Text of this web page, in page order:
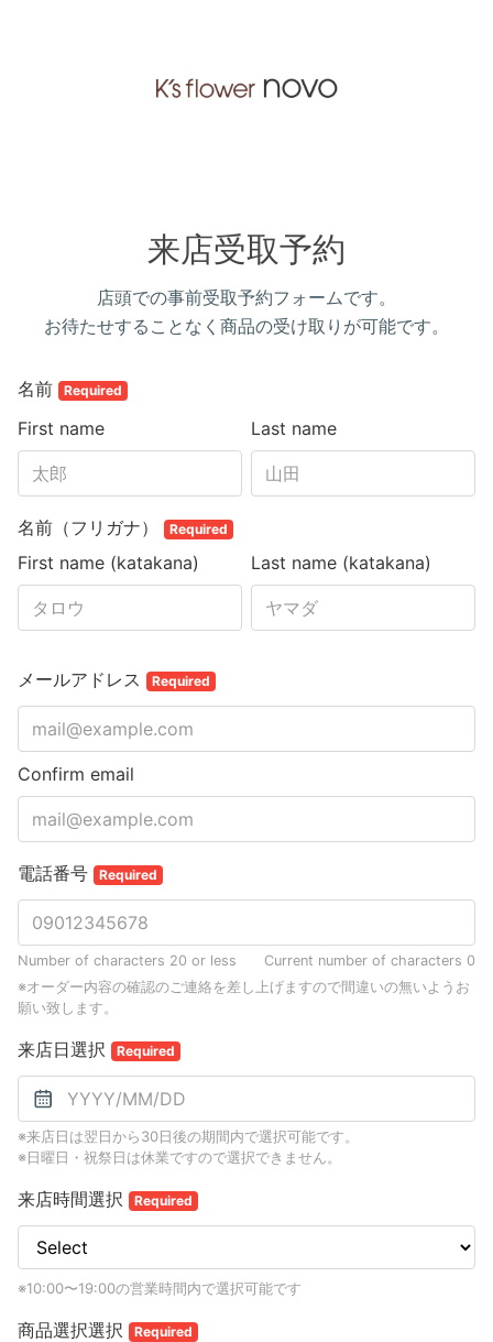
来店受取予約
店頭での事前受取予約フォームです。
お待たせすることなく商品の受け取りが可能です。
名前 Required
Last name
First name
名前（フリガナ） Required
Last name (katakana)
First name (katakana)
メールアドレス Required
Confirm email
電話番号 Required
Number of characters 20 or less Current number of characters 0
※オーダー内容の確認のご連絡を差し上げますので間違いの無いようお
願い致します。
来店日選択 Required
※来店日は翌日から30日後の期間内で選択可能です。
※日曜日・祝祭日は休業ですので選択できません。
来店時間選択 Required
※10:00〜19:00の営業時間内で選択可能です
商品選択選択 Required